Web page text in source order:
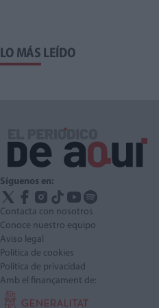
LO MÁS LEÍDO
Síguenos en:
Contacta con nosotros
Conoce nuestro equipo
Aviso legal
Política de cookies
Política de privacidad
Amb el finançament de: